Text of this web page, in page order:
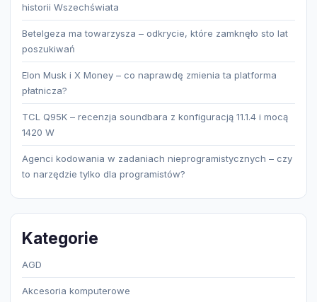
historii Wszechświata
Betelgeza ma towarzysza – odkrycie, które zamknęło sto lat
poszukiwań
Elon Musk i X Money – co naprawdę zmienia ta platforma
płatnicza?
TCL Q95K – recenzja soundbara z konfiguracją 11.1.4 i mocą
1420 W
Agenci kodowania w zadaniach nieprogramistycznych – czy
to narzędzie tylko dla programistów?
Kategorie
AGD
Akcesoria komputerowe